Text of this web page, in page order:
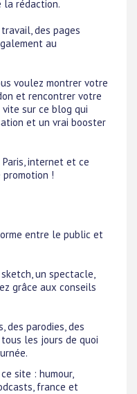
la rédaction.
des pages
au
voulez montrer votre
et rencontrer votre
sur ce blog qui
et un vrai booster
Paris, internet et ce
!
entre le public et
un spectacle,
grâce aux conseils
des parodies, des
les jours de quoi
site : humour,
france et